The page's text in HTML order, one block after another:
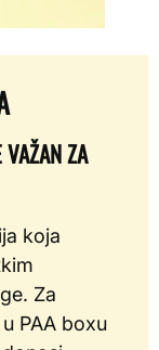
VAŽAN ZA
koja
Za
PAA boxu